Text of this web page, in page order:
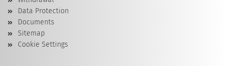
Data Protection
Documents
Sitemap
Cookie Settings